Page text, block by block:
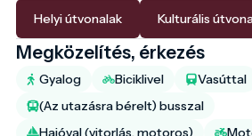
Helyi útvonalak Kulturális
Megközelítés, érkezés
Gyalog Biciklivel
Vasúttal
(Az utazásra bérelt) busszal
Hajóval (vitorlás, motoros)